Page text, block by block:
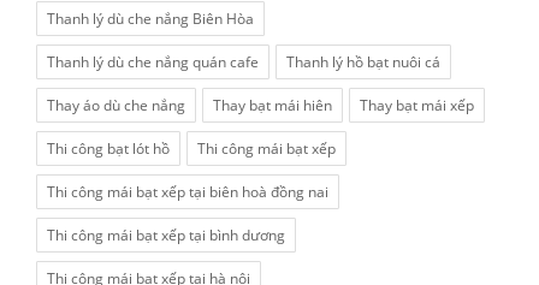
Thanh lý dù che nắng Biên Hòa
Thanh lý dù che nắng quán cafe Thanh lý hồ bạt nuôi cá
Thay áo dù che nắng Thay bạt mái hiên Thay bạt mái xếp
Thi công bạt lót hồ Thi công mái bạt xếp
Thi công mái bạt xếp tại biên hoà đồng nai
Thi công mái bạt xếp tại bình dương
Thi công mái bạt xếp tại hà nội